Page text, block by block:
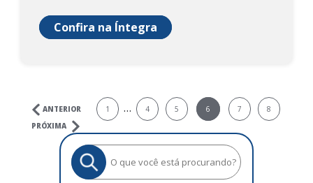
Confira na Íntegra
ANTERIOR 1 … 4 5 6 7
8
PRÓXIMA